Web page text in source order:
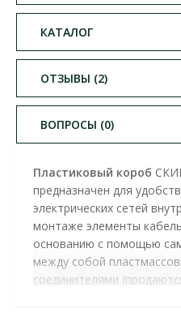
КАТАЛОГ
ОТЗЫВЫ (2)
ВОПРОСЫ (0)
Пластиковый короб
предназначен для
электрических сетей
монтаже элементы
основанию с помощью
между собой
соединителями